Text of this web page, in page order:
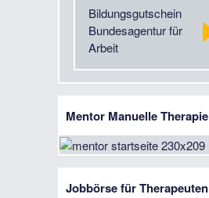
Bildungsgutschein
Bundesagentur für
Arbeit
Mentor Manuelle Therapie
Jobbörse für Therapeuten